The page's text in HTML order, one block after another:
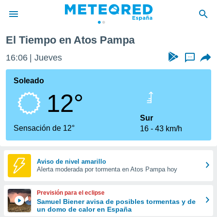
de
por
que se
calidad.
a este
las
y
forma
digital
basada
El Tiempo en Atos Pampa
16:06 Jueves ...
Soleado
12°
Sensación de 12°
Sur
16
43 km/h
Aviso de nivel amarillo
Alerta moderada por tormenta en Atos Pampa hoy
Previsión para el eclipse
Samuel Biener avisa de posibles tormentas y de
un domo de calor en España